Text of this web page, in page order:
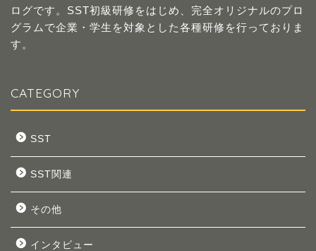
ログです。SST初級研修をはじめ、完全オリジナルのプロ
グラムで企業・学生を対象とした各種研修を行っておりま
す。
CATEGORY
SST
SST関連
その他
インタビュー